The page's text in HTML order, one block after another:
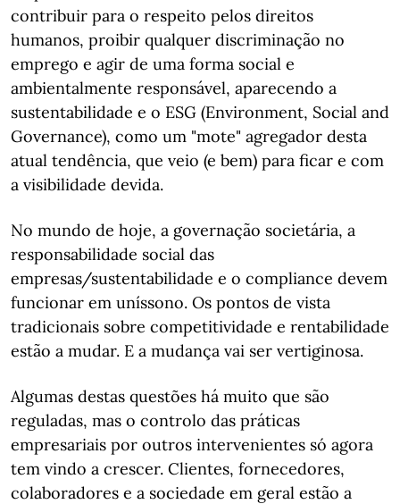
contribuir para o respeito pelos direitos
humanos, proibir qualquer discriminação no
emprego e agir de uma forma social e
ambientalmente responsável, aparecendo a
sustentabilidade e o ESG (Environment, Social and
Governance), como um "mote" agregador desta
atual tendência, que veio (e bem) para ficar e com
a visibilidade devida.
No mundo de hoje, a governação societária, a
responsabilidade social das
empresas/sustentabilidade e o compliance devem
funcionar em uníssono. Os pontos de vista
tradicionais sobre competitividade e rentabilidade
estão a mudar. E a mudança vai ser vertiginosa.
Algumas destas questões há muito que são
reguladas, mas o controlo das práticas
empresariais por outros intervenientes só agora
tem vindo a crescer. Clientes, fornecedores,
colaboradores e a sociedade em geral estão a